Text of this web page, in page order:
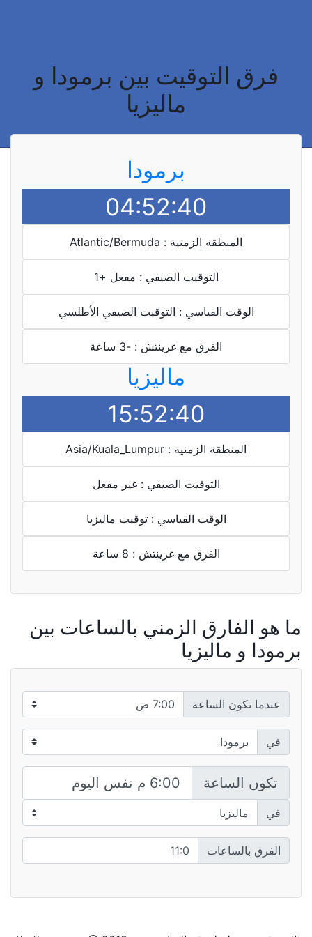
فرق التوقيت بين برمودا و
ماليزيا
برمودا
04:52:40
المنطقة الزمنية : Atlantic/Bermuda
التوقيت الصيفي : مفعل +1
الوقت القياسي : التوقيت الصيفي الأطلسي
الفرق مع غرينتش : -3 ساعة
ماليزيا
15:52:40
المنطقة الزمنية : Asia/Kuala_Lumpur
التوقيت الصيفي : غير مفعل
الوقت القياسي : توقيت ماليزيا
الفرق مع غرينتش : 8 ساعة
ما هو الفارق الزمني بالساعات بين
برمودا و ماليزيا
عندما تكون الساعة
في
تكون الساعة
في
الفرق بالساعات